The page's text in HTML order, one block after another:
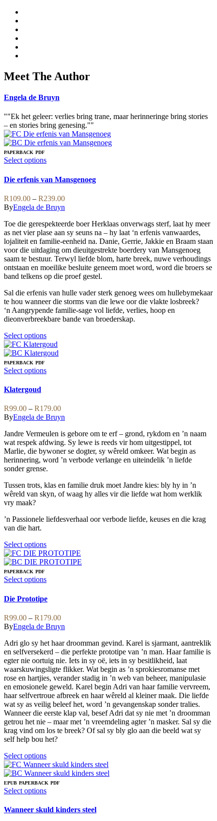
Meet The Author
Engela de Bruyn
""Ek het geleer: verlies bring trane, maar herinneringe bring stories
– en stories bring genesing.""
PAPERBACK PDF
Select optionsThis
has
multiple
variants.
The
options
may
be
chosen
on
the
product
page
Die erfenis van Mansgenoeg
R109.00 – R239.00Price
through
R239.00
ByEngela de Bruyn
Toe die gerespekteerde boer Herklaas onverwags sterf, laat hy meer
as net vier plase aan sy seuns na – hy laat ‘n erfenis vanwaardes,
lojaliteit en familie-eenheid na. Danie, Gerrie, Jakkie en Braam staan
voor die uitdaging om dieuitgestrekte boerdery van Mansgenoeg
saam te bestuur. Terwyl liefde blom, harte breek, nuwe verhoudings
ontstaan en moeilike besluite geneem moet word, word die broers se
band telkens op die proef gestel.
Sal die erfenis van hulle vader sterk genoeg wees om hullebymekaar
te hou wanneer die storms van die lewe oor die vlakte losbreek?
‘n Aangrypende familie-sage vol liefde, verlies, hoop en
dieonverbreekbare bande van broederskap.
Select optionsThis
product
has
variants.
be
chosen
on
the
product
page
PAPERBACK PDF
Select optionsThis
variants.
The
options
may
be
chosen
on
page
Klatergoud
R99.00 – R179.00Price
range:
through
R179.00
ByEngela de Bruyn
Jandre Vermeulen is gebore om te erf – grond, rykdom en ’n naam
wat respek afdwing. Sy lewe is reeds vir hom uitgestippel, tot
Marlie, die bywoner se dogter, sy wêreld omkeer. Wat begin as
herinnering, word ’n verbode verlange en uiteindelik ’n liefde
sonder grense.
Tussen trots, klas en familie druk moet Jandre kies: bly hy in ’n
wêreld van skyn, of waag hy alles vir die liefde wat hom werklik
vry maak?
’n Passionele liefdesverhaal oor verbode liefde, keuses en die krag
van die hart.
Select optionsThis
product
has
variants.
options
may
be
chosen
on
the
product
page
PAPERBACK PDF
Select optionsThis
has
multiple
variants.
The
options
may
be
chosen
on
the
product
page
Die Prototipe
R99.00 – R179.00Price
range:
through
R179.00
ByEngela de Bruyn
Adri glo sy het haar droomman gevind. Karel is sjarmant, aantreklik
en selfversekerd – die perfekte prototipe van ’n man. Haar familie is
egter nie oortuig nie. Iets in sy oë, iets in sy besitlikheid, laat
waarskuwingsligte flikker. Wat begin as ’n sprokiesromanse met
rose en hartjies, verander stadig in ’n web van beheer, manipulasie
en emosionele geweld. Karel begin Adri van haar familie vervreem,
haar selfvertroue afbreek en haar wêreld al kleiner maak. Die liefde
wat sy as veilig beleef het, word ’n gevangenskap sonder tralies.
Wanneer die eerste klap val, besef Adri dat sy nie met ’n droomman
getrou het nie – maar met ’n vreemdeling agter ’n masker. Sal sy die
krag vind om los te breek? Of sal sy bly glo aan die beeld wat sy
self help bou het?
Select optionsThis
product
has
multiple
variants.
options
EPUB PAPERBACK PDF
Select optionsThis
has
Wanneer skuld kinders steel